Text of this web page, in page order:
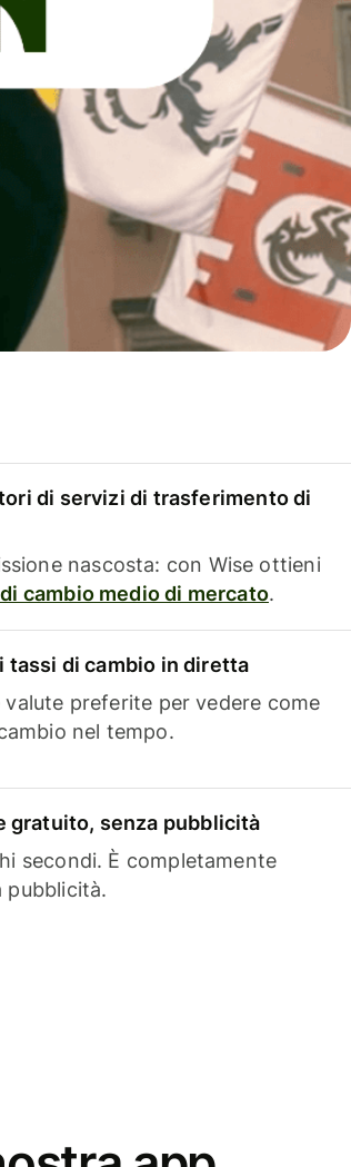
di servizi di trasferimento di
nascosta: con Wise ottieni
cambio medio di mercato.
tassi di cambio in diretta
valute preferite per vedere come
nel tempo.
gratuito, senza pubblicità
secondi. È completamente
pubblicità.